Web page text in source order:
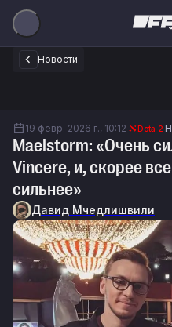
Новости
19 февр. 2026 г., 10:12 Dota 2
Maelstorm: «Очень
Vincere, и, скорее
сильнее»
Давид Мчедлишвили